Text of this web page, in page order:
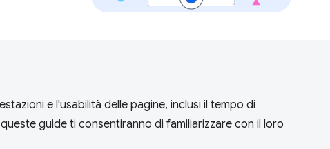
e l'usabilità delle pagine, inclusi il tempo di
guide ti consentiranno di familiarizzare con il loro